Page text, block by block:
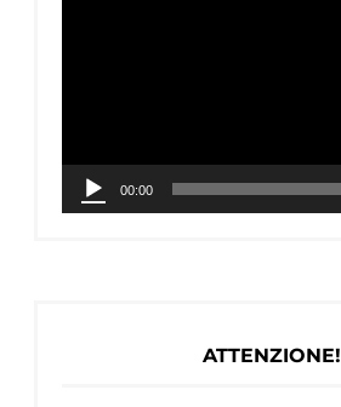
00:00
ATTENZIONE!